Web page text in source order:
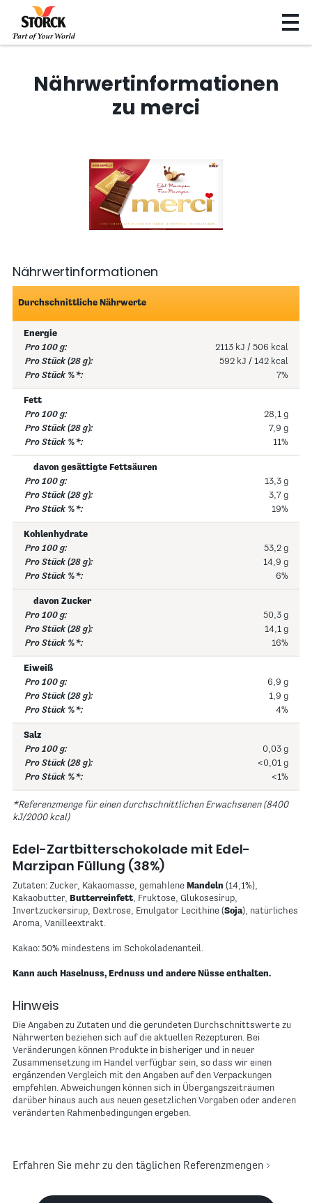
Nährwertinformationen
zu merci
Nährwertinformationen
Durchschnittliche Nährwerte
Energie
2113 kJ / 506 kcal
592 kJ / 142 kcal
7%
Fett
28,1 g
7,9 g
11%
davon gesättigte Fettsäuren
13,3 g
3,7 g
19%
Kohlenhydrate
53,2 g
14,9 g
6%
davon Zucker
50,3 g
14,1 g
16%
Eiweiß
6,9 g
1,9 g
4%
Salz
0,03 g
<0,01 g
<1%
*Referenzmenge für einen durchschnittlichen Erwachsenen (8400
kJ/2000 kcal)
Edel-Zartbitterschokolade mit Edel-
Marzipan Füllung (38%)
Zutaten: Zucker, Kakaomasse, gemahlene Mandeln (14,1%),
Kakaobutter, Butterreinfett, Fruktose, Glukosesirup,
Invertzuckersirup, Dextrose, Emulgator Lecithine (Soja), natürliches
Aroma, Vanilleextrakt.
Kakao: 50% mindestens im Schokoladenanteil.
Kann auch Haselnuss, Erdnuss und andere Nüsse enthalten.
Hinweis
Die Angaben zu Zutaten und die gerundeten Durchschnittswerte zu
Nährwerten beziehen sich auf die aktuellen Rezepturen. Bei
Veränderungen können Produkte in bisheriger und in neuer
Zusammensetzung im Handel verfügbar sein, so dass wir einen
ergänzenden Vergleich mit den Angaben auf den Verpackungen
empfehlen. Abweichungen können sich in Übergangszeiträumen
darüber hinaus auch aus neuen gesetzlichen Vorgaben oder anderen
veränderten Rahmenbedingungen ergeben.
Erfahren Sie mehr zu den täglichen Referenzmengen